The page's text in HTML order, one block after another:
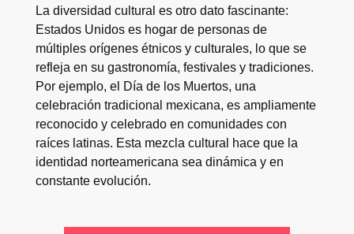
La diversidad cultural es otro dato fascinante:
Estados Unidos es hogar de personas de
múltiples orígenes étnicos y culturales, lo que se
refleja en su gastronomía, festivales y tradiciones.
Por ejemplo, el Día de los Muertos, una
celebración tradicional mexicana, es ampliamente
reconocido y celebrado en comunidades con
raíces latinas. Esta mezcla cultural hace que la
identidad norteamericana sea dinámica y en
constante evolución.